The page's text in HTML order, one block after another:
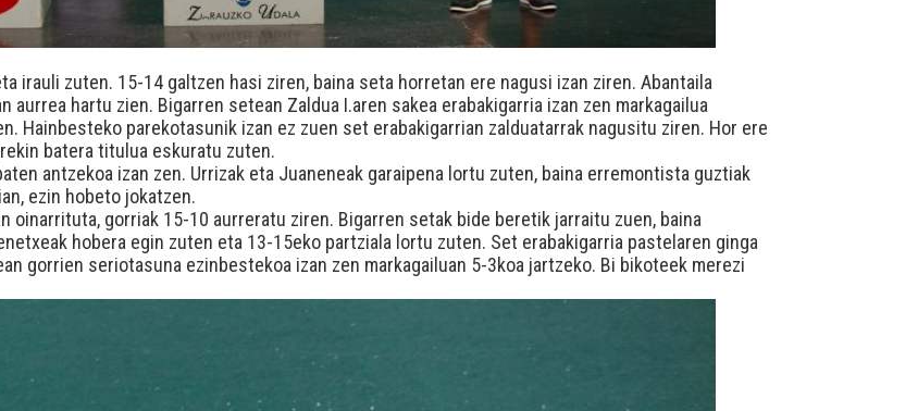
irauli zuten. 15-14 galtzen hasi ziren, baina seta horretan ere nagusi izan ziren. Abantaila
aurrea hartu zien. Bigarren setean Zaldua I.aren sakea erabakigarria izan zen markagailua
Hainbesteko parekotasunik izan ez zuen set erabakigarrian zalduatarrak nagusitu ziren. Hor ere
batera titulua eskuratu zuten.
antzekoa izan zen. Urrizak eta Juaneneak garaipena lortu zuten, baina erremontista guztiak
ezin hobeto jokatzen.
oinarrituta, gorriak 15-10 aurreratu ziren. Bigarren setak bide beretik jarraitu zuen, baina
hobera egin zuten eta 13-15eko partziala lortu zuten. Set erabakigarria pastelaren ginga
gorrien seriotasuna ezinbestekoa izan zen markagailuan 5-3koa jartzeko. Bi bikoteek merezi